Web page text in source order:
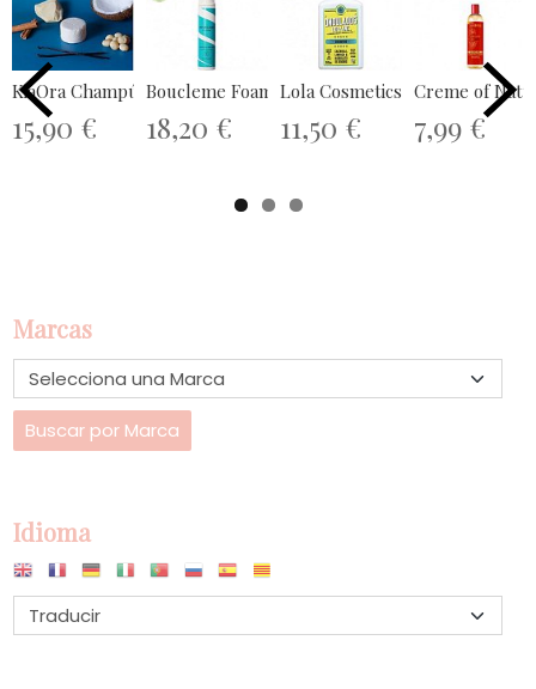
Marcas
Idioma
KiaOra Champú Slido Mambo 85gr...
15,90 €
Boucleme Foaming Dry Shampoo 100ml
18,20 €
Lola Cosmetics Shampoo
11,50 € 7,99 €